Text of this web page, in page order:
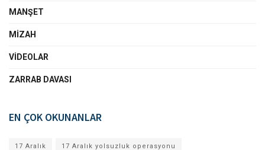
MANŞET
MIZAH
VIDEOLAR
ZARRAB DAVASI
EN ÇOK OKUNANLAR
17 Aralık 17 Aralık yolsuzluk operasyonu